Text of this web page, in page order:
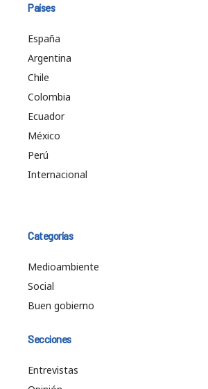
Países
España
Argentina
Chile
Colombia
Ecuador
México
Perú
Internacional
Categorías
Medioambiente
Social
Buen gobierno
Secciones
Entrevistas